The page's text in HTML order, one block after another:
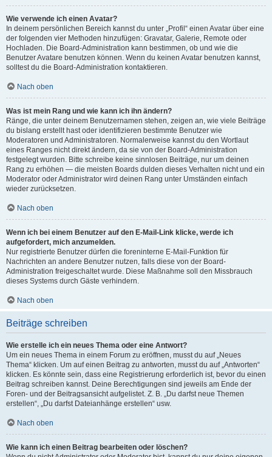
Wie verwende ich einen Avatar?
In deinem persönlichen Bereich kannst du unter „Profil“ einen Avatar über eine
der folgenden vier Methoden hinzufügen: Gravatar, Galerie, Remote oder
Hochladen. Die Board-Administration kann bestimmen, ob und wie die
Benutzer Avatare benutzen können. Wenn du keinen Avatar benutzen kannst,
solltest du die Board-Administration kontaktieren.
Nach oben
Was ist mein Rang und wie kann ich ihn ändern?
Ränge, die unter deinem Benutzernamen stehen, zeigen an, wie viele Beiträge
du bislang erstellt hast oder identifizieren bestimmte Benutzer wie
Moderatoren und Administratoren. Normalerweise kannst du den Wortlaut
eines Ranges nicht direkt ändern, da sie von der Board-Administration
festgelegt wurden. Bitte schreibe keine sinnlosen Beiträge, nur um deinen
Rang zu erhöhen — die meisten Boards dulden dieses Verhalten nicht und ein
Moderator oder Administrator wird deinen Rang unter Umständen einfach
wieder zurücksetzen.
Nach oben
Wenn ich bei einem Benutzer auf den E-Mail-Link klicke, werde ich
aufgefordert, mich anzumelden.
Nur registrierte Benutzer dürfen die foreninterne E-Mail-Funktion für
Nachrichten an andere Benutzer nutzen, falls diese von der Board-
Administration freigeschaltet wurde. Diese Maßnahme soll den Missbrauch
dieses Systems durch Gäste verhindern.
Nach oben
Beiträge schreiben
Wie erstelle ich ein neues Thema oder eine Antwort?
Um ein neues Thema in einem Forum zu eröffnen, musst du auf „Neues
Thema“ klicken. Um auf einen Beitrag zu antworten, musst du auf „Antworten“
klicken. Es könnte sein, dass eine Registrierung erforderlich ist, bevor du einen
Beitrag schreiben kannst. Deine Berechtigungen sind jeweils am Ende der
Foren- und der Beitragsansicht aufgelistet. Z. B. „Du darfst neue Themen
erstellen“, „Du darfst Dateianhänge erstellen“ usw.
Nach oben
Wie kann ich einen Beitrag bearbeiten oder löschen?